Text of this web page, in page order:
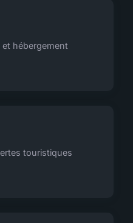
hébergement
touristiques